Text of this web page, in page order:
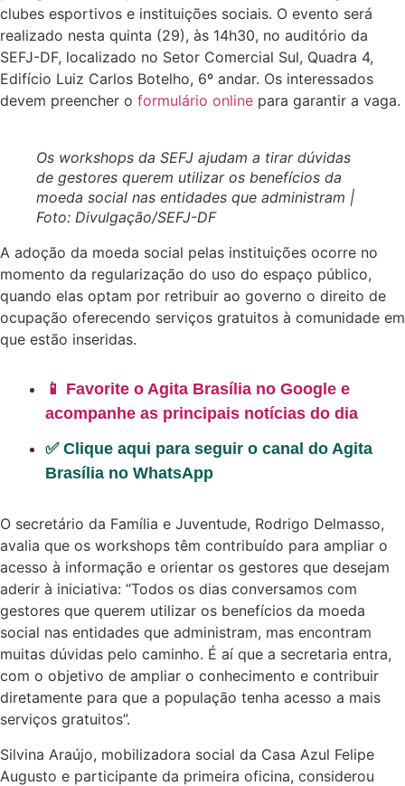
clubes esportivos e instituições sociais. O evento será
realizado nesta quinta (29), às 14h30, no auditório da
SEFJ-DF, localizado no Setor Comercial Sul, Quadra 4,
Edifício Luiz Carlos Botelho, 6º andar. Os interessados
devem preencher o formulário online para garantir a vaga.
Os workshops da SEFJ ajudam a tirar dúvidas
de gestores querem utilizar os benefícios da
moeda social nas entidades que administram |
Foto: Divulgação/SEFJ-DF
A adoção da moeda social pelas instituições ocorre no
momento da regularização do uso do espaço público,
quando elas optam por retribuir ao governo o direito de
ocupação oferecendo serviços gratuitos à comunidade em
que estão inseridas.
📱 Favorite o Agita Brasília no Google e
acompanhe as principais notícias do dia
✅ Clique aqui para seguir o canal do Agita
Brasília no WhatsApp
O secretário da Família e Juventude, Rodrigo Delmasso,
avalia que os workshops têm contribuído para ampliar o
acesso à informação e orientar os gestores que desejam
aderir à iniciativa: “Todos os dias conversamos com
gestores que querem utilizar os benefícios da moeda
social nas entidades que administram, mas encontram
muitas dúvidas pelo caminho. É aí que a secretaria entra,
com o objetivo de ampliar o conhecimento e contribuir
diretamente para que a população tenha acesso a mais
serviços gratuitos”.
Silvina Araújo, mobilizadora social da Casa Azul Felipe
Augusto e participante da primeira oficina, considerou